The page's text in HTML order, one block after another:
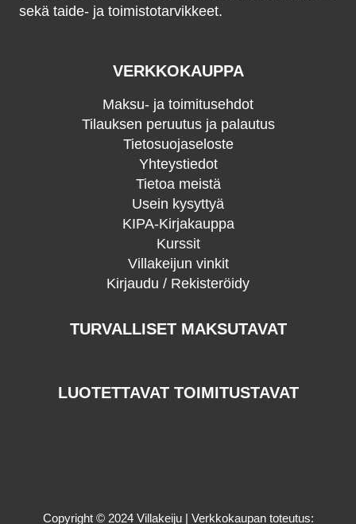
sekä taide- ja toimistotarvikkeet.
VERKKOKAUPPA
Maksu- ja toimitusehdot
Tilauksen peruutus ja palautus
Tietosuojaseloste
Yhteystiedot
Tietoa meistä
Usein kysyttyä
KIPA-Kirjakauppa
Kurssit
Villakeijun vinkit
Kirjaudu / Rekisteröidy
TURVALLISET MAKSUTAVAT
LUOTETTAVAT TOIMITUSTAVAT
Copyright © 2024 Villakeiju | Verkkokaupan toteutus: